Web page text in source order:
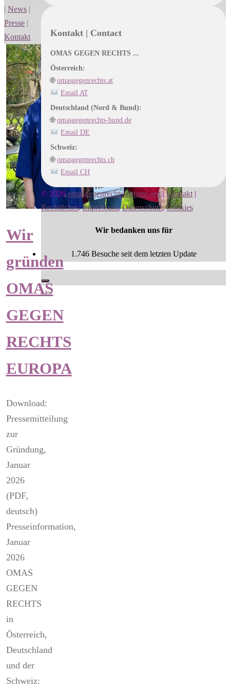
| News |
Presse |
Kontakt
Wir
gründen
OMAS
GEGEN
RECHTS
EUROPA
Download:
Pressemitteilung
zur
Gründung,
Januar
2026
(PDF,
deutsch)
Presseinformation,
Januar
2026
OMAS
GEGEN
RECHTS
in
Österreich,
Deutschland
und der
Schweiz:
Kontakt | Contact
OMAS GEGEN RECHTS ...
Österreich:
🌐omasgegenrechts.at
Email AT
Deutschland (Nord & Bund):
🌐omasgegenrechts-bund.de
Email DE
Schweiz:
🌐omasgegenrechts.ch
Email CH
© 2026omasgegenrechts-europe.org|Kontakt|
Rechtliches:Impressum,Datenschutz,Cookies
Wir bedanken uns für
1.746 Besuche seit dem letzten Update
-->